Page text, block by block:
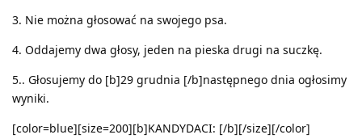
3. Nie można głosować na swojego psa.
4. Oddajemy dwa głosy, jeden na pieska drugi na suczkę.
5.. Głosujemy do [b]29 grudnia [/b]następnego dnia ogłosimy
wyniki.
[color=blue][size=200][b]KANDYDACI: [/b][/size][/color]